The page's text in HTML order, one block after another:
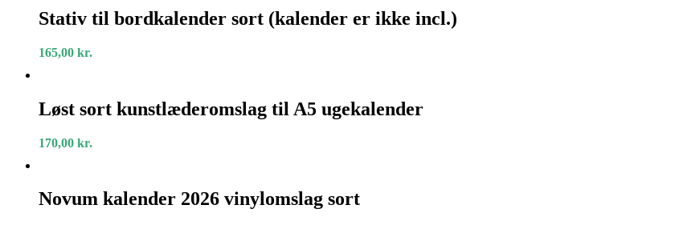
til
bordkalender
(kalender
Stativ til bordkalender sort (kalender er ikke incl.)
165,00 kr.
sort
kunstlæderomslag
A5
Løst sort kunstlæderomslag til A5 ugekalender
170,00 kr.
kalender
2026
Novum kalender 2026 vinylomslag sort